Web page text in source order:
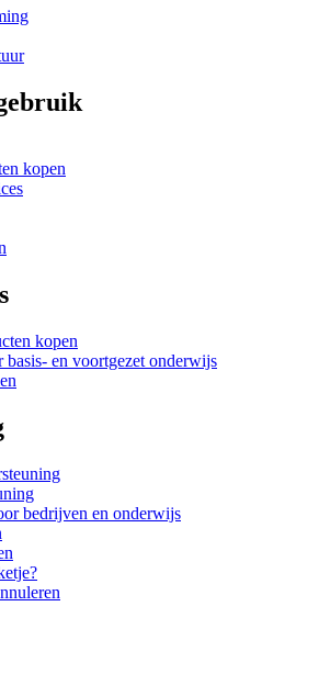
kopen
kopen
basis- en voortgezet onderwijs
bedrijven en onderwijs